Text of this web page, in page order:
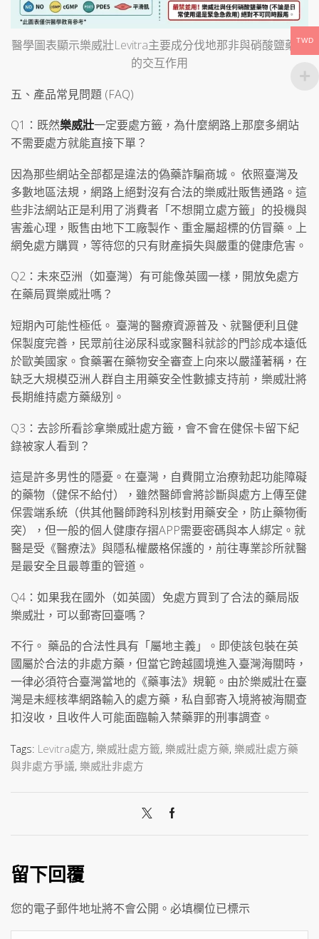
醫學圖表顯示樂威壯Levitra主要成分伐地那非與硝酸鹽藥物
的交互作用
五、產品常見問題 (FAQ)
Q1：既然樂威壯一定要處方籤，為什麼網路上那麼多網站
不需要處方就能直接下單？
因為那些網站全部都是違法的偽藥詐騙商城。 依照臺灣及
多數地區法規，網路上絕對沒有合法的樂威壯販售通路。這
些非法網站正是利用了消費者「不想開立處方籤」的投機與
害羞心理，販售由地下工廠製作、重金屬超標的仿冒藥。上
網免處方購買，等待您的只有財產損失與嚴重的健康危害。
Q2：未來亞洲（如臺灣）有可能像英國一樣，開放免處方
在藥局買樂威壯嗎？
短期內可能性極低。 臺灣的醫療資源普及、就醫便利且健
保製度完善，民眾前往泌尿科或家醫科就診的門診成本遠低
於歐美國家。食藥署在藥物安全審查上向來以嚴謹著稱，在
缺乏大規模亞洲人群自主用藥安全性數據支持前，樂威壯將
長期維持處方藥級別。
Q3：去診所看診拿樂威壯處方籤，會不會在健保卡留下紀
錄被家人看到？
這是許多男性的隱憂。在臺灣，自費開立治療勃起功能障礙
的藥物（健保不給付），雖然醫師會將診斷與處方上傳至健
保雲端系統（供其他醫師跨科別核對用藥安全，防止藥物衝
突），但一般的個人健康存摺APP需要密碼與本人綁定。就
醫是受《醫療法》與隱私權嚴格保護的，前往專業診所就醫
是最安全且最尊重的管道。
Q4：如果我在國外（如英國）免處方買到了合法的藥局版
樂威壯，可以郵寄回臺嗎？
不行。 藥品的合法性具有「屬地主義」。即使該包裝在英
國屬於合法的非處方藥，但當它跨越國境進入臺灣海關時，
一律必須符合臺灣當地的《藥事法》規範。由於樂威壯在臺
灣是未經核準網路輸入的處方藥，私自郵寄入境將被海關查
扣沒收，且收件人可能面臨輸入禁藥罪的刑事調查。
Tags: Levitra處方, 樂威壯處方籤, 樂威壯處方藥, 樂威壯處方藥
與非處方爭議, 樂威壯非處方
留下回覆
您的電子郵件地址將不會公開。必填欄位已標示
TWD